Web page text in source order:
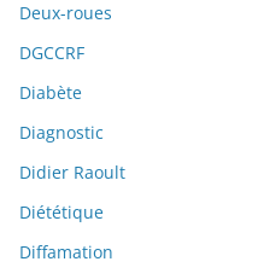
Deux-roues
DGCCRF
Diabète
Diagnostic
Didier Raoult
Diététique
Diffamation